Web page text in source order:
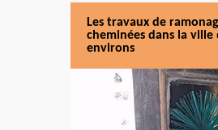
Les travaux de
cheminées dans la
environs